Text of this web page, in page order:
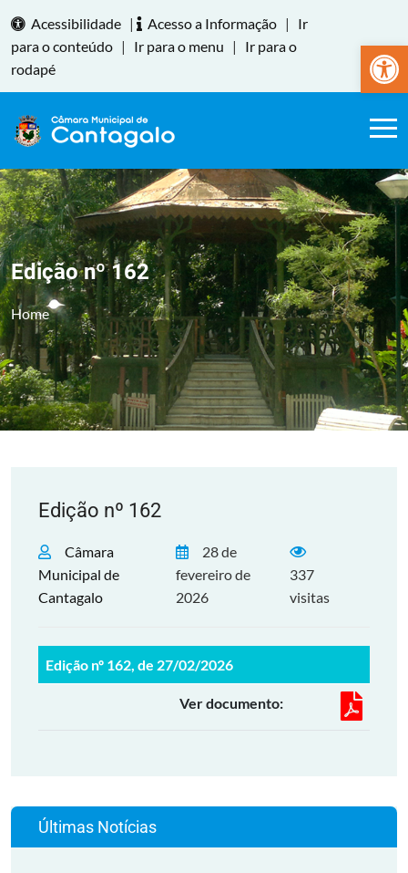
Abrir
Acessibilidade | Acesso a Informação |
Ir
para o conteúdo | Ir para o menu |
Ir para o
rodapé
Edição nº 162
Home
Edição nº 162
Câmara
Municipal de
Cantagalo
28 de
fevereiro de
2026
337
visitas
Edição nº 162, de 27/02/2026
Ver documento:
Últimas Notícias